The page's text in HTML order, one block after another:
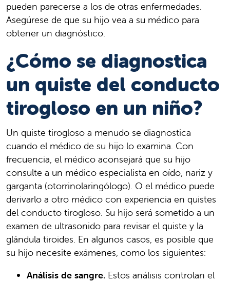
pueden parecerse a los de otras enfermedades.
Asegúrese de que su hijo vea a su médico para
obtener un diagnóstico.
¿Cómo se diagnostica
un quiste del conducto
tirogloso en un niño?
Un quiste tirogloso a menudo se diagnostica
cuando el médico de su hijo lo examina. Con
frecuencia, el médico aconsejará que su hijo
consulte a un médico especialista en oído, nariz y
garganta (otorrinolaringólogo). O el médico puede
derivarlo a otro médico con experiencia en quistes
del conducto tirogloso. Su hijo será sometido a un
examen de ultrasonido para revisar el quiste y la
glándula tiroides. En algunos casos, es posible que
su hijo necesite exámenes, como los siguientes:
Análisis de sangre. Estos análisis controlan el